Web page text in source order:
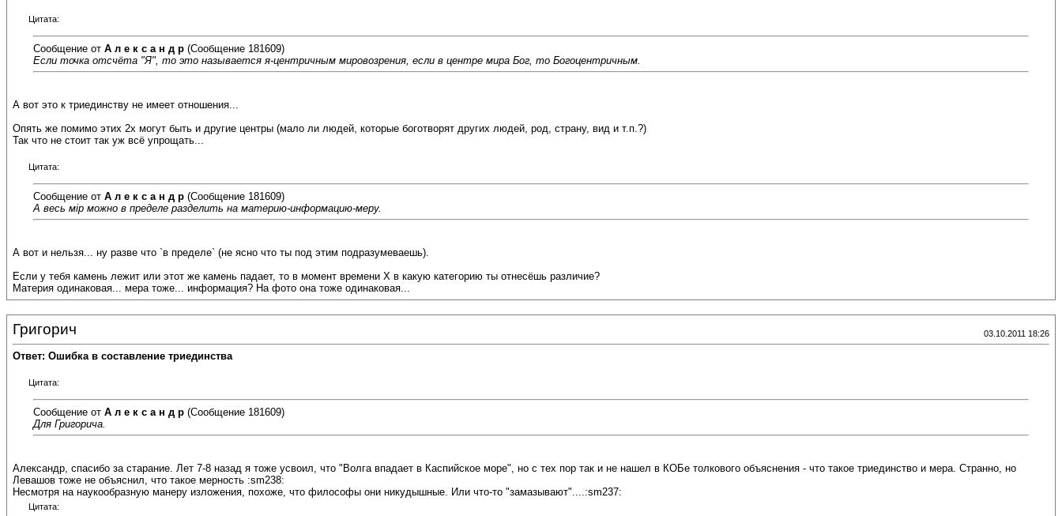
Цитата:
Сообщение от А л е к с а н д р (Сообщение 181609)
Если точка отсчёта "Я", то это называется я-центричным мировозрения, если в центре мира Бог, то Богоцентричным.
А вот это к триединству не имеет отношения...
Опять же помимо этих 2х могут быть и другие центры (мало ли людей, которые боготворят других людей, род, страну, вид и т.п.?)
Так что не стоит так уж всё упрощать...
Цитата:
Сообщение от А л е к с а н д р (Сообщение 181609)
А весь мiр можно в пределе разделить на материю-информацию-меру.
А вот и нельзя... ну разве что `в пределе` (не ясно что ты под этим подразумеваешь).
Если у тебя камень лежит или этот же камень падает, то в момент времени Х в какую категорию ты отнесёшь различие?
Материя одинаковая... мера тоже... информация? На фото она тоже одинаковая...
Григорич 03.10.2011 18:26
Ответ: Ошибка в составление триединства
Цитата:
Сообщение от А л е к с а н д р (Сообщение 181609)
Для Григорича.
Александр, спасибо за старание. Лет 7-8 назад я тоже усвоил, что "Волга впадает в Каспийское море", но с тех пор так и не нашел в КОБе толкового объяснения - что такое триединство и мера. Странно, но
Левашов тоже не объяснил, что такое мерность :sm238:
Несмотря на наукообразную манеру изложения, похоже, что философы они никудышные. Или что-то "замазывают"....:sm237:
Цитата: